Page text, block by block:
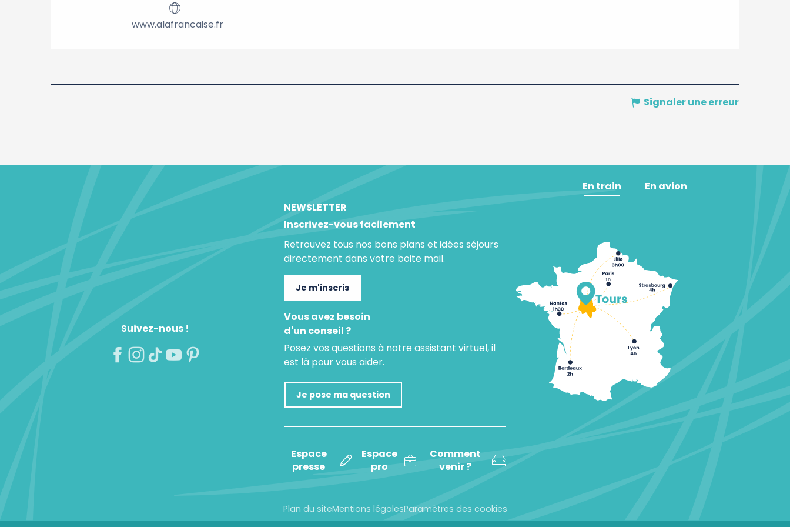
www.alafrancaise.fr
Signaler une erreur
Suivez-nous !
NEWSLETTER
Inscrivez-vous facilement
Retrouvez tous nos bons plans et idées séjours
directement dans votre boite mail.
Je m'inscris
Vous avez besoin
d'un conseil ?
Posez vos questions à notre assistant virtuel, il
est là pour vous aider.
Je pose ma question
Espace
presse
Espace
pro
Comment
venir ?
En train En avion
Plan du siteMentions légalesParamètres des cookies